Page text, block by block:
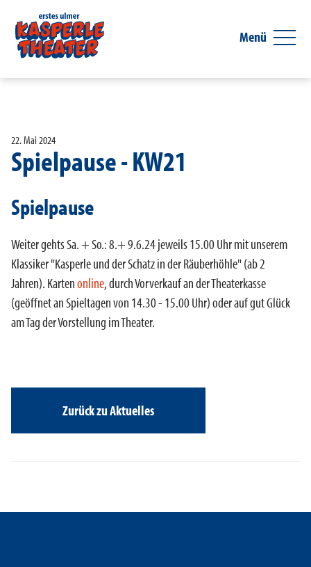
Menü
22. Mai 2024
Spielpause - KW21
Spielpause
Weiter gehts Sa. + So.: 8.+ 9.6.24 jeweils 15.00 Uhr mit unserem
Klassiker "Kasperle und der Schatz in der Räuberhöhle" (ab 2
Jahren). Kartenonline, durch Vorverkauf an der Theaterkasse
(geöffnet an Spieltagen von 14.30 - 15.00 Uhr) oder auf gut Glück
am Tag der Vorstellung im Theater.
Zurück zu Aktuelles